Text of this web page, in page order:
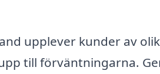
upplever kunder av
till förväntningarna.